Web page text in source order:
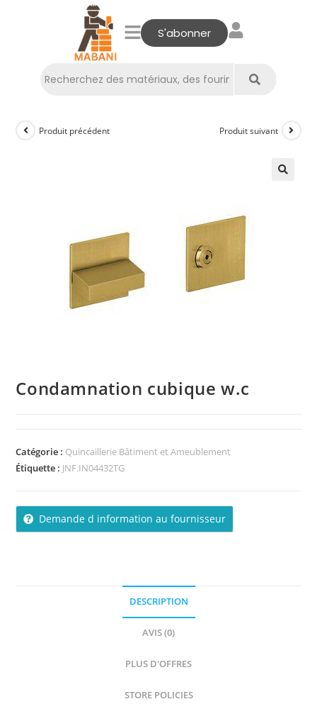
S'abonner
Produit précédent Produit suivant
Condamnation cubique w.c
Catégorie : Quincaillerie Bâtiment et Ameublement
Étiquette : JNF.IN04432TG
Demande d information au fournisseur
DESCRIPTION
AVIS (0)
PLUS D'OFFRES
STORE POLICIES